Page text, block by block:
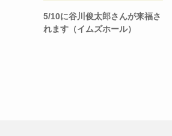
5/10に谷川俊太郎さんが来福さ
れます（イムズホール）